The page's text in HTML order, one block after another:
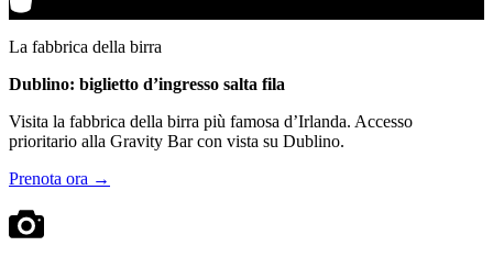
La fabbrica della birra
Dublino: biglietto d’ingresso salta fila
Visita la fabbrica della birra più famosa d’Irlanda. Accesso
prioritario alla Gravity Bar con vista su Dublino.
Prenota ora →